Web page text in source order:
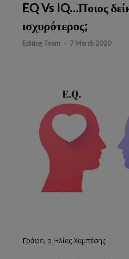
EQ Vs IQ…Ποιος
ισχυρότερος;
Editing Team - 7 March 2020
Γράφει ο Ηλίας Χαμπέσης